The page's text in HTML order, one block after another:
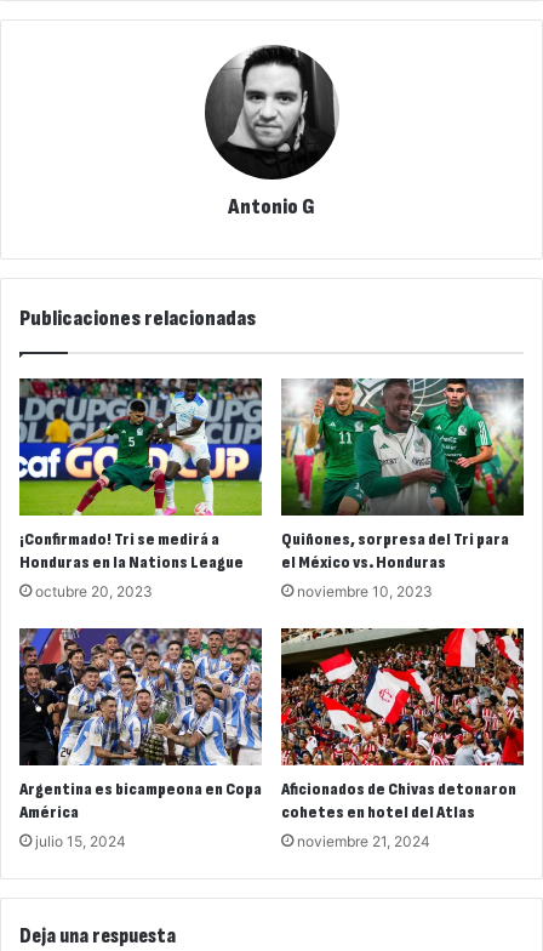
Antonio G
Publicaciones relacionadas
¡Confirmado! Tri se medirá a
Honduras en la Nations League
octubre 20, 2023
Quiñones, sorpresa del Tri para
el México vs. Honduras
noviembre 10, 2023
Argentina es bicampeona en Copa
América
julio 15, 2024
Aficionados de Chivas detonaron
cohetes en hotel del Atlas
noviembre 21, 2024
Deja una respuesta